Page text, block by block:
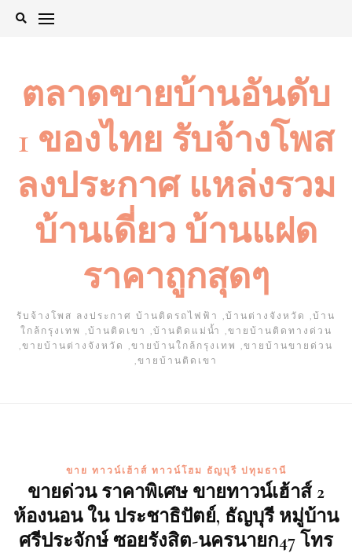
Skip
ตลาดขายบ้านอันดับ
1 ของไทย รับจ้างโพส
ลงประกาศ แหล่งรวม
บ้านเดี่ยว บ้านแฝด
ราคาถูกสุดๆ
รับจ้างโพส ลงประกาศ บ้านติดรถไฟฟ้า ,บ้านต่างจังหวัด ,บ้าน
ใกล้กรุงเทพ ,บ้านติดเขา ,บ้านติดแม่น้ำ ,ขายบ้านติดทางด่วน
,ขายบ้านต่างจังหวัด ,ขายบ้านใกล้กรุงเทพ ,ขายบ้านขายด่วน
,ขายบ้านติดเขา
ขาย ทาวน์เฮ้าส์ ทาวน์โฮม ธัญบุรี ปทุมธานี
ขายด่วน ราคาพิเศษ ขายทาวน์เฮ้าส์ 2
ห้องนอน ใน ประชาธิปัตย์, ธัญบุรี หมู่บ้าน
ศรีประจักษ์ ซอยรังสิต-นครนายก47 โทร